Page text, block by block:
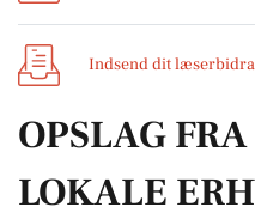
Indsend dit
OPSLAG
LOKALE